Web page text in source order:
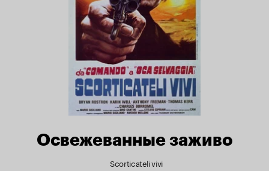
Освежеванные заживо
Scorticateli vivi